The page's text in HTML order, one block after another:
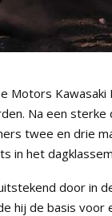
Motors
Na een sterke
twee en drie
in het
door in
hij de basis